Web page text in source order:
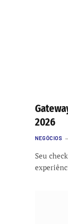
2026
NEGÓCIOS
Seu